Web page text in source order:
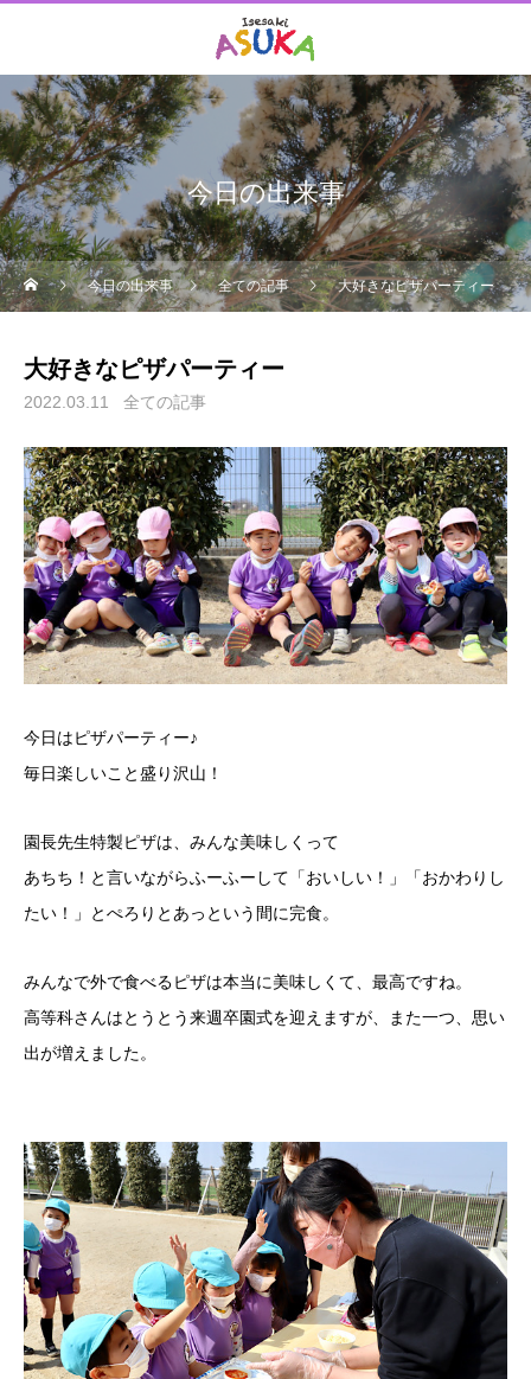
今日の出来事
今日の出来事 全ての記事 大好きなピザパーティー
大好きなピザパーティー
2022.03.11 全ての記事
今日はピザパーティー♪
毎日楽しいこと盛り沢山！
園長先生特製ピザは、みんな美味しくって
あちち！と言いながらふーふーして「おいしい！」「おかわりし
たい！」とぺろりとあっという間に完食。
みんなで外で食べるピザは本当に美味しくて、最高ですね。
高等科さんはとうとう来週卒園式を迎えますが、また一つ、思い
出が増えました。